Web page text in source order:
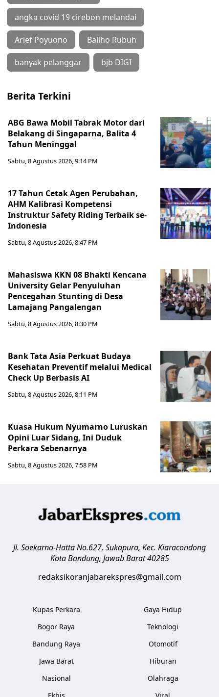
angka covid 19 cirebon melandai
Arief Poyuono Baliho Rubuh
banyak pelanggar bjb DIGI
Berita Terkini
ABG Bawa Mobil Tabrak Motor dari
Belakang di Singaparna, Balita 4
Tahun Meninggal
Sabtu, 8 Agustus 2026, 9:14 PM
17 Tahun Cetak Agen Perubahan,
AHM Kalibrasi Kompetensi
Instruktur Safety Riding Terbaik se-
Indonesia
Sabtu, 8 Agustus 2026, 8:47 PM
Mahasiswa KKN 08 Bhakti Kencana
University Gelar Penyuluhan
Pencegahan Stunting di Desa
Lamajang Pangalengan
Sabtu, 8 Agustus 2026, 8:30 PM
Bank Tata Asia Perkuat Budaya
Kesehatan Preventif melalui Medical
Check Up Berbasis AI
Sabtu, 8 Agustus 2026, 8:11 PM
Kuasa Hukum Nyumarno Luruskan
Opini Luar Sidang, Ini Duduk
Perkara Sebenarnya ​
Sabtu, 8 Agustus 2026, 7:58 PM
Jl. Soekarno-Hatta No.627, Sukapura, Kec. Kiaracondong
Kota Bandung, Jawab Barat 40285
redaksikoranjabarekspres@gmail.com
Kupas Perkara
Bogor Raya
Bandung Raya
Jawa Barat
Nasional
Gaya Hidup
Teknologi
Otomotif
Hiburan
Olahraga